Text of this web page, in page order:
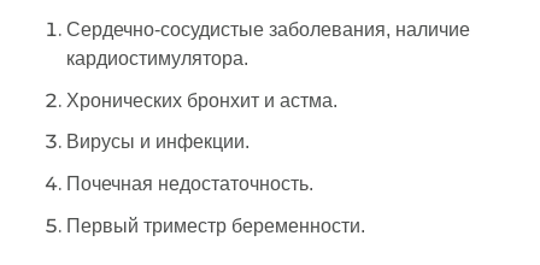
Сердечно-сосудистые заболевания, наличие
кардиостимулятора.
Хронических бронхит и астма.
Вирусы и инфекции.
Почечная недостаточность.
Первый триместр беременности.